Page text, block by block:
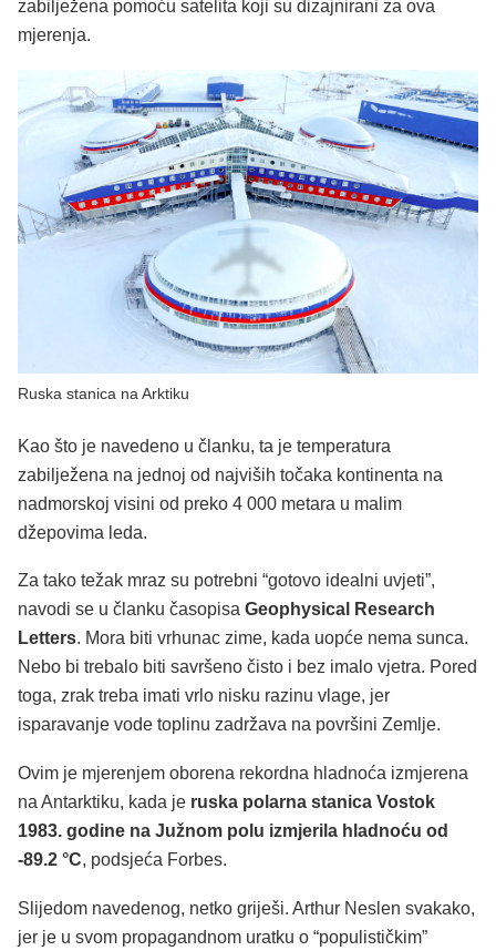
zabilježena pomoću satelita koji su dizajnirani za ova
mjerenja.
Ruska stanica na Arktiku
Kao što je navedeno u članku, ta je temperatura
zabilježena na jednoj od najviših točaka kontinenta na
nadmorskoj visini od preko 4 000 metara u malim
džepovima leda.
Za tako težak mraz su potrebni “gotovo idealni uvjeti”,
navodi se u članku časopisa Geophysical Research
Letters. Mora biti vrhunac zime, kada uopće nema sunca.
Nebo bi trebalo biti savršeno čisto i bez imalo vjetra. Pored
toga, zrak treba imati vrlo nisku razinu vlage, jer
isparavanje vode toplinu zadržava na površini Zemlje.
Ovim je mjerenjem oborena rekordna hladnoća izmjerena
na Antarktiku, kada je ruska polarna stanica Vostok
1983. godine na Južnom polu izmjerila hladnoću od
-89.2 °C, podsjeća Forbes.
Slijedom navedenog, netko griješi. Arthur Neslen svakako,
jer je u svom propagandnom uratku o “populističkim”